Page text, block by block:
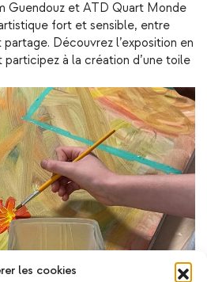
les cookies
Guendouz et ATD Quart Monde
fort et sensible, entre
Découvrez l’exposition en
à la création d’une toile